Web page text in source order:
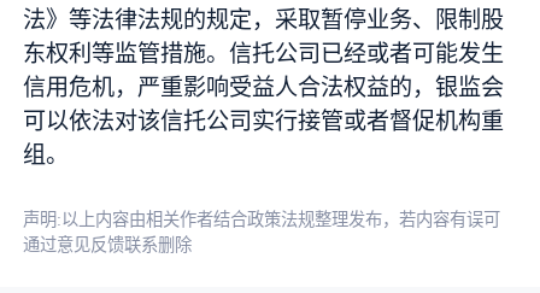
法》等法律法规的规定，采取暂停业务、限制股
东权利等监管措施。信托公司已经或者可能发生
信用危机，严重影响受益人合法权益的，银监会
可以依法对该信托公司实行接管或者督促机构重
组。
声明:以上内容由相关作者结合政策法规整理发布，若内容有误可
通过意见反馈联系删除